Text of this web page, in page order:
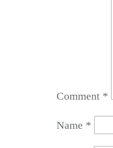
Comment *
Name *